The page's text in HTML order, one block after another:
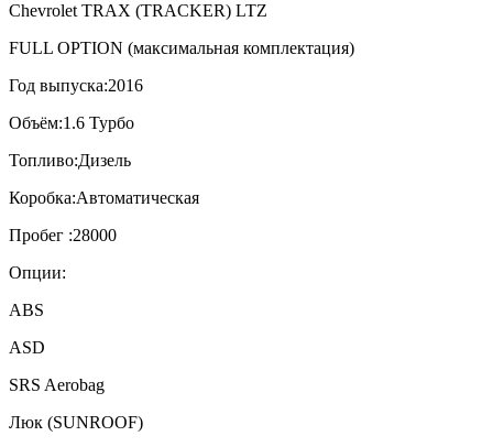
Chevrolet TRAX (TRACKER) LTZ
FULL OPTION (максимальная комплектация)
Год выпуска:2016
Объём:1.6 Турбо
️Топливо:Дизель
Коробка:Автоматическая
Пробег :28000
Опции:
ABS
ASD
SRS Aerobag
Люк (SUNROOF)